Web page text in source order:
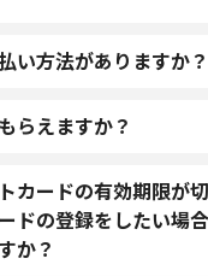
い方法がありますか？
らえますか？
カードの有効期限が
ドの登録をしたい場
か？